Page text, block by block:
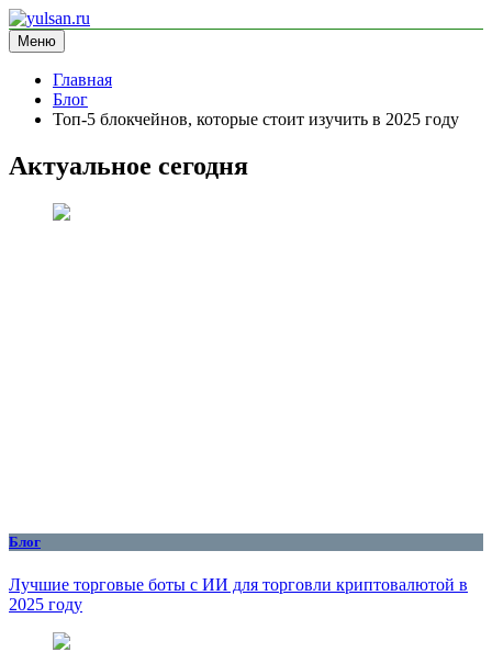
Перейти
к
содержимому
yulsan.ru
блог про криптовалюту
Меню
Главная
Блог
Топ-5 блокчейнов, которые стоит изучить в 2025 году
Актуальное сегодня
Блог
Лучшие торговые боты с ИИ для торговли криптовалютой в
2025 году